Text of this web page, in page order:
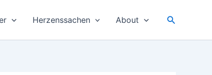
Herzenssachen About Suchen